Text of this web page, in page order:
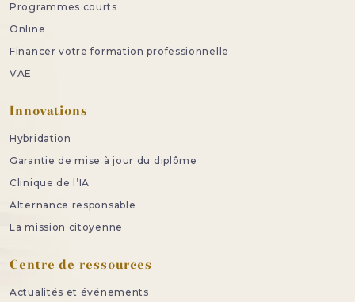
Programmes courts
Online
Financer votre formation professionnelle
VAE
Innovations
Hybridation
Garantie de mise à jour du diplôme
Clinique de l’IA
Alternance responsable
La mission citoyenne
Centre de ressources
Actualités et événements